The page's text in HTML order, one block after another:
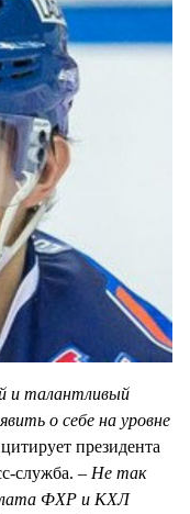
и талантливый
о себе на уровне
президента
служба. – Не так
ФХР и КХЛ